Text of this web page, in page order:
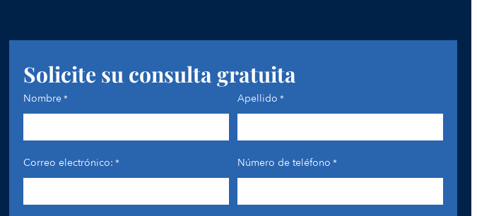
Solicite su consulta gratuita
Nombre* Apellido *
Correo electrónico: * Número de teléfono *